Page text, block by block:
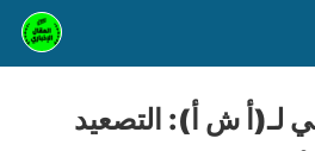
لـ(أ ش أ): التصعيد